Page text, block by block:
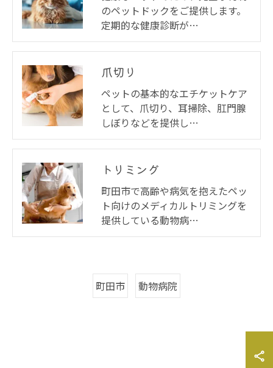
のペットドックをご提供します。
定期的な健康診断が…
爪切り
ペットの基本的なエチケットケア
として、爪切り、耳掃除、肛門腺
しぼりなどを提供し…
トリミング
町田市で高齢や病気を抱えたペッ
ト向けのメディカルトリミングを
提供している動物病…
町田市 動物病院